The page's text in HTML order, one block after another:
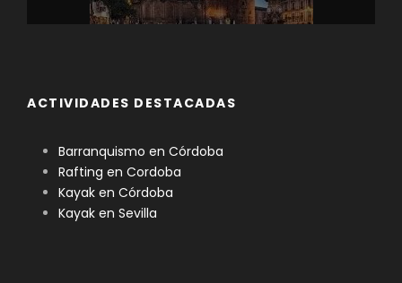
ACTIVIDADES DESTACADAS
Barranquismo en Córdoba
Rafting en Cordoba
Kayak en Córdoba
Kayak en Sevilla